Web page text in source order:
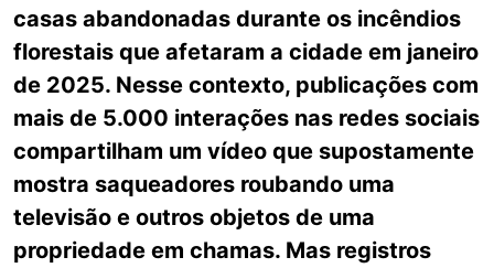
casas abandonadas durante os incêndios
florestais que afetaram a cidade em janeiro
de 2025. Nesse contexto, publicações com
mais de 5.000 interações nas redes sociais
compartilham um vídeo que supostamente
mostra saqueadores roubando uma
televisão e outros objetos de uma
propriedade em chamas. Mas registros